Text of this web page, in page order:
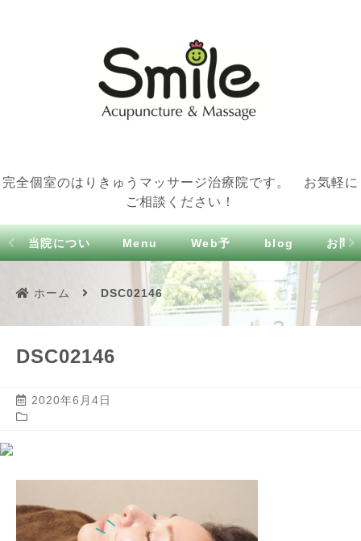
完全個室のはりきゅうマッサージ治療院です。 お気軽に
ご相談ください！
当院につい Menu Web予
約
blog お問
ホーム
DSC02146
DSC02146
2020年6月4日